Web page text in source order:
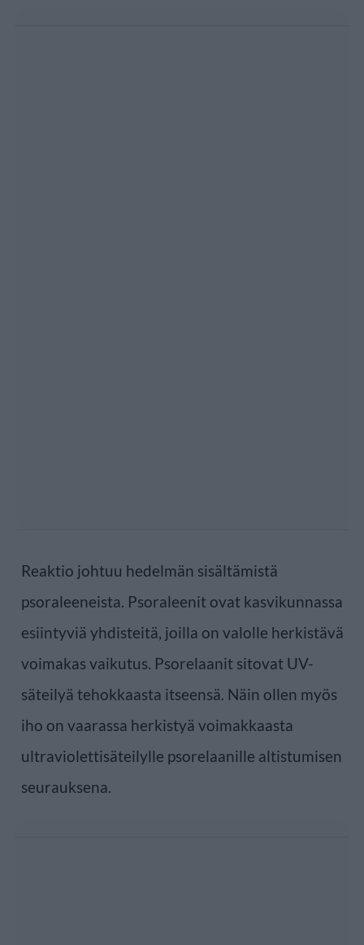
Reaktio johtuu hedelmän sisältämistä
psoraleeneista. Psoraleenit ovat kasvikunnassa
esiintyviä yhdisteitä, joilla on valolle herkistävä
voimakas vaikutus. Psorelaanit sitovat UV-
säteilyä tehokkaasta itseensä. Näin ollen myös
iho on vaarassa herkistyä voimakkaasta
ultraviolettisäteilylle psorelaanille altistumisen
seurauksena.